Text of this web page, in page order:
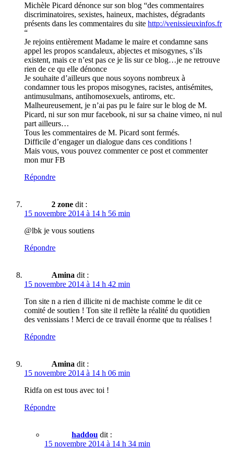
Michèle Picard dénonce sur son blog “des commentaires
discriminatoires, sexistes, haineux, machistes, dégradants
présents dans les commentaires du site http://venissieuxinfos.fr
“
Je rejoins entièrement Madame le maire et condamne sans
appel les propos scandaleux, abjectes et misogynes, s’ils
existent, mais ce n’est pas ce je lis sur ce blog…je ne retrouve
rien de ce qu elle dénonce
Je souhaite d’ailleurs que nous soyons nombreux à
condamner tous les propos misogynes, racistes, antisémites,
antimusulmans, antihomosexuels, antiroms, etc.
Malheureusement, je n’ai pas pu le faire sur le blog de M.
Picard, ni sur son mur facebook, ni sur sa chaine vimeo, ni nul
part ailleurs…
Tous les commentaires de M. Picard sont fermés.
Difficile d’engager un dialogue dans ces conditions !
Mais vous, vous pouvez commenter ce post et commenter
mon mur FB
Répondre
2 zone dit :
15 novembre 2014 à 14 h 56 min
@lbk je vous soutiens
Répondre
Amina dit :
15 novembre 2014 à 14 h 42 min
Ton site n a rien d illicite ni de machiste comme le dit ce
comité de soutien ! Ton site il reflète la réalité du quotidien
des venissians ! Merci de ce travail énorme que tu réalises !
Répondre
Amina dit :
15 novembre 2014 à 14 h 06 min
Ridfa on est tous avec toi !
Répondre
haddou dit :
15 novembre 2014 à 14 h 34 min